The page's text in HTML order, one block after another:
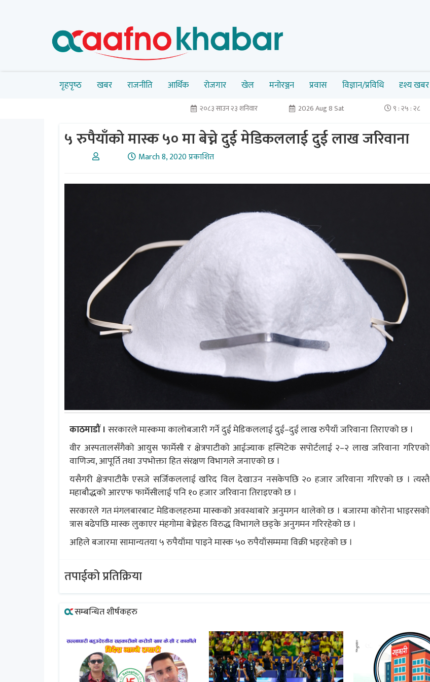
गृहपृष्‍ठ खबर राजनीति आर्थिक रोजगार खेल मनोरञ्जन प्रवास विज्ञान/प्रविधि दृश्य खबर
२०८३ साउन २३ शनिवार 2026 Aug 8 Sat ९ : २५ : २९
५ रुपैयाँको मास्क ५० मा बेच्ने दुई मेडिकललाई दुई लाख जरिवाना
March 8, 2020 प्रकाशित
काठमाडौं । सरकारले मास्कमा कालोबजारी गर्ने दुई मेडिकललाई दुई–दुई लाख रुपैयाँ जरिवाना तिराएको छ ।
वीर अस्पतालसँगैको आयुस फार्मेसी र क्षेत्रपाटीको आईज्याक हस्पिटेक सपोर्टलाई २–२ लाख जरिवाना गरिएको
वाणिज्य, आपूर्ति तथा उपभोक्ता हित संरक्षण विभागले जनाएको छ ।
यसैगरी क्षेत्रपाटीकै एसजे सर्जिकललाई खरिद विल देखाउन नसकेपछि २० हजार जरिवाना गरिएको छ । त्यस्तै
महाबौद्धको आरएफ फार्मेसीलाई पनि १० हजार जरिवाना तिराइएको छ ।
सरकारले गत मंगलबारबाट मेडिकलहरुमा मास्कको अवस्थाबारे अनुमगन थालेको छ । बजारमा कोरोना भाइरसको
त्रास बढेपछि मास्क लुकाएर मंहगोमा बेच्नेहरु विरुद्ध विभागले छड्के अनुगमन गरिरहेको छ ।
अहिले बजारमा सामान्यतया ५ रुपैयाँमा पाइने मास्क ५० रुपैयाँसम्ममा विक्री भइरहेको छ ।
तपाईको प्रतिक्रिया
सम्बन्धित शीर्षकहरु